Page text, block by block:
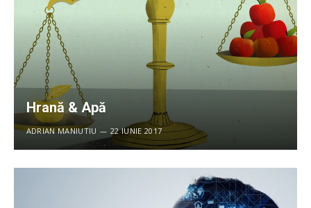
Hrană & Apă
ADRIAN MANIUTIU 22 IUNIE 2017